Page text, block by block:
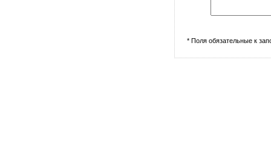
* Поля обязательные к